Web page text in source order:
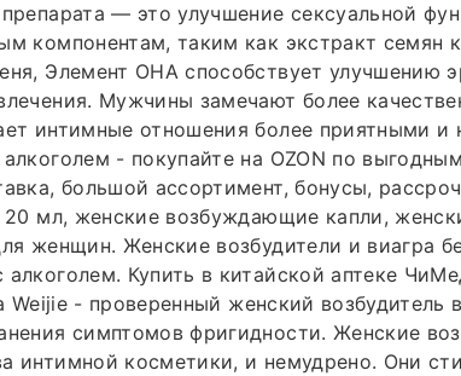
— это улучшение сексуальной
компонентам, таким как экстракт семян
Элемент ОНА способствует улучшению
Мужчины замечают более
интимные отношения более приятными
- покупайте на OZON по
большой ассортимент, бонусы,
20 мл, женские возбуждающие капли,
женщин. Женские возбудители и виагра
Купить в китайской аптеке
- проверенный женский возбудитель
симптомов фригидности. Женские
интимной косметики, и немудрено. Они